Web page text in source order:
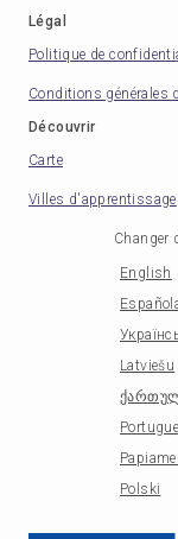
Légal
Politique de
Conditions générales
Découvrir
Carte
Villes d'apprentissage
Changer
English
Latviešu
Polski